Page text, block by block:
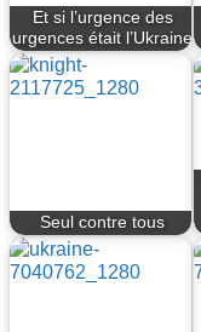
Et si l’urgence des
urgences était l’Ukraine
Seul contre tous